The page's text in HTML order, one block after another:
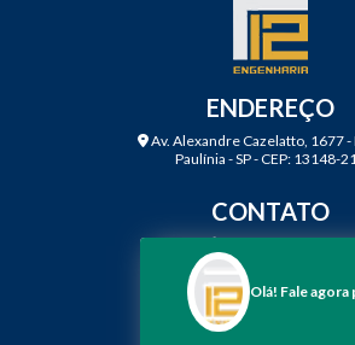
ENDEREÇO
Av. Alexandre Cazelatto, 1677 -
Paulínia - SP - CEP: 13148-
CONTATO
(19) 99968-7979
Olá! Fale